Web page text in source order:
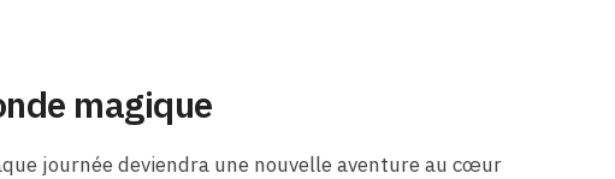
magique
journée deviendra une nouvelle aventure au cœur